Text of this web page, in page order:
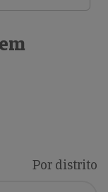
Por distrito